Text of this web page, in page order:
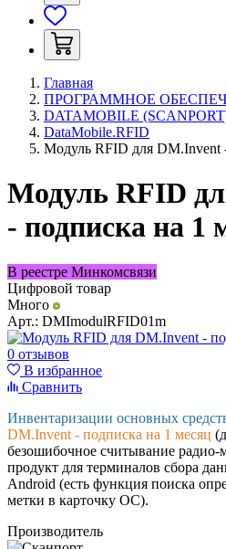
Главная
ПРОГРАММНОЕ
DATAMOBILE
DataMobile.RFID
Модуль RFID для DM.Invent
Модуль RFID
- подписка на 1
В реестре Минкомсвязи
Цифровой товар
Много
Арт.: DMImodulRFID01m
0 отзывов
В избранное
Сравнить
Инвентаризации основных
DM.Invent - подписка на 1 месяц
безошибочное считывание
продукт для терминалов сбора
Android (есть функция поиска
метки в карточку ОС).
Производитель